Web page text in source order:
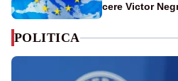
cere Victor
POLITICA